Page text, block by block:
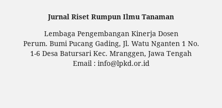
Jurnal Riset Rumpun Ilmu Tanaman
Lembaga Pengembangan Kinerja Dosen
Perum. Bumi Pucang Gading, Jl. Watu Nganten 1 No.
1-6 Desa Batursari Kec. Mranggen, Jawa Tengah
Email : info@lpkd.or.id